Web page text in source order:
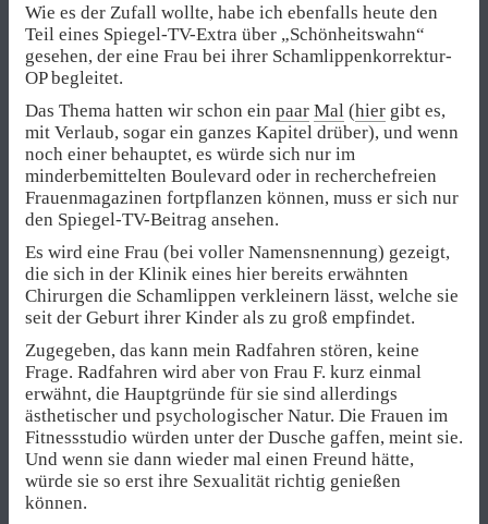
Wie es der Zufall wollte, habe ich ebenfalls heute den
Teil eines Spiegel-TV-Extra über „Schönheitswahn“
gesehen, der eine Frau bei ihrer Schamlippenkorrektur-
OP begleitet.
Das Thema hatten wir schon ein paar Mal (hier gibt es,
mit Verlaub, sogar ein ganzes Kapitel drüber), und wenn
noch einer behauptet, es würde sich nur im
minderbemittelten Boulevard oder in recherchefreien
Frauenmagazinen fortpflanzen können, muss er sich nur
den Spiegel-TV-Beitrag ansehen.
Es wird eine Frau (bei voller Namensnennung) gezeigt,
die sich in der Klinik eines hier bereits erwähnten
Chirurgen die Schamlippen verkleinern lässt, welche sie
seit der Geburt ihrer Kinder als zu groß empfindet.
Zugegeben, das kann mein Radfahren stören, keine
Frage. Radfahren wird aber von Frau F. kurz einmal
erwähnt, die Hauptgründe für sie sind allerdings
ästhetischer und psychologischer Natur. Die Frauen im
Fitnessstudio würden unter der Dusche gaffen, meint sie.
Und wenn sie dann wieder mal einen Freund hätte,
würde sie so erst ihre Sexualität richtig genießen
können.